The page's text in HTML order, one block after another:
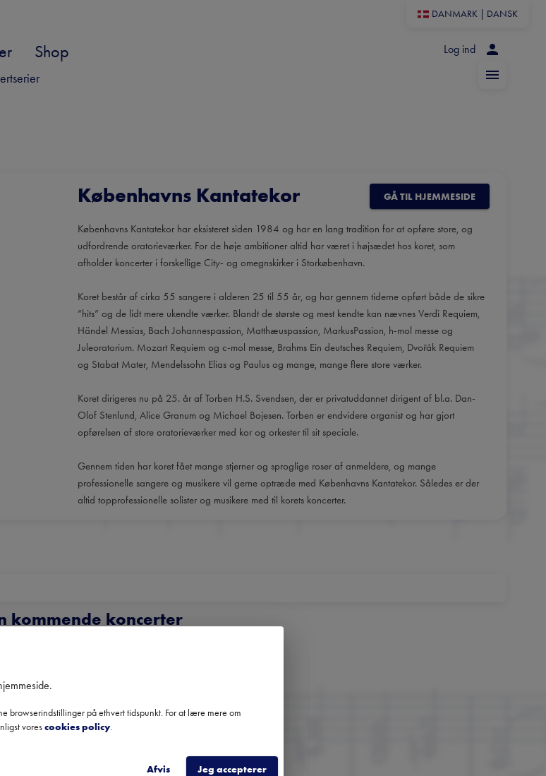
DANMARK DANSK
Shop Log ind
Københavns Kantatekor GÅ TIL HJEMMESIDE
Københavns Kantatekor har eksisteret siden 1984 og har en lang tradition for at opføre store, og
udfordrende oratorieværker. For de høje ambitioner altid har været i højsædet hos koret, som
afholder koncerter i forskellige City- og omegnskirker i Storkøbenhavn.
Koret består af cirka 55 sangere i alderen 25 til 55 år, og har gennem tiderne opført både de sikre
”hits” og de lidt mere ukendte værker. Blandt de største og mest kendte kan nævnes Verdi Requiem,
Händel Messias, Bach Johannespassion, Matthæuspassion, MarkusPassion, h-mol messe og
Juleoratorium. Mozart Requiem og c-mol messe, Brahms Ein deutsches Requiem, Dvořák Requiem
og Stabat Mater, Mendelssohn Elias og Paulus og mange, mange flere store værker.
Koret dirigeres nu på 25. år af Torben H.S. Svendsen, der er privatuddannet dirigent af bl.a. Dan-
Olof Stenlund, Alice Granum og Michael Bojesen. Torben er endvidere organist og har gjort
opførelsen af store oratorieværker med kor og orkester til sit speciale.
Gennem tiden har koret fået mange stjerner og sproglige roser af anmeldere, og mange
professionelle sangere og musikere vil gerne optræde med Københavns Kantatekor. Således er der
altid topprofessionelle solister og musikere med til korets koncerter.
kommende koncerter
største nyhedsbrev
klassisk musik
kommende koncerter, festivaler og udvalgte
.
browserindstillinger på ethvert tidspunkt. For at lære mere om
vorescookies policy.
Afvis Jeg accepterer